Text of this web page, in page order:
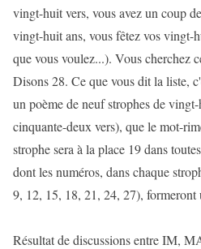
vingt-huit vers, vous avez un coup
vingt-huit ans, vous fêtez vos vingt-
que vous voulez...). Vous cherchez
Disons 28. Ce que vous dit la liste,
un poème de neuf strophes de
cinquante-deux vers), que le mot-
strophe sera à la place 19 dans
dont les numéros, dans chaque
9, 12, 15, 18, 21, 24, 27), formeront
Résultat de discussions entre IM,